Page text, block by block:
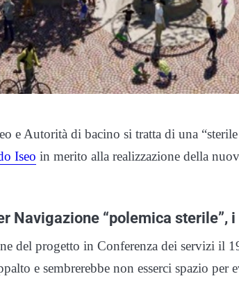
e Autorità di bacino si tratta di una
Iseo in merito alla realizzazione della
Navigazione “polemica sterile”,
del progetto in Conferenza dei servizi il
e sembrerebbe non esserci spazio